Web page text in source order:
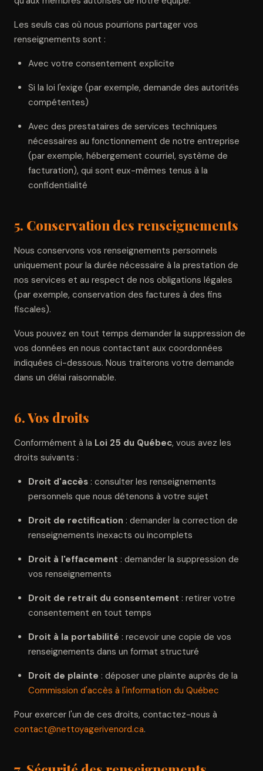
Les seuls cas où nous pourrions partager vos
renseignements sont :
Avec votre consentement explicite
Si la loi l'exige (par exemple, demande des autorités
compétentes)
Avec des prestataires de services techniques
nécessaires au fonctionnement de notre entreprise
(par exemple, hébergement courriel, système de
facturation), qui sont eux-mêmes tenus à la
confidentialité
5. Conservation des renseignements
Nous conservons vos renseignements personnels
uniquement pour la durée nécessaire à la prestation de
nos services et au respect de nos obligations légales
(par exemple, conservation des factures à des fins
fiscales).
Vous pouvez en tout temps demander la suppression de
vos données en nous contactant aux coordonnées
indiquées ci-dessous. Nous traiterons votre demande
dans un délai raisonnable.
6. Vos droits
Conformément à la Loi 25 du Québec, vous avez les
droits suivants :
Droit d'accès : consulter les renseignements
personnels que nous détenons à votre sujet
Droit de rectification : demander la correction de
renseignements inexacts ou incomplets
Droit à l'effacement : demander la suppression de
vos renseignements
Droit de retrait du consentement : retirer votre
consentement en tout temps
Droit à la portabilité : recevoir une copie de vos
renseignements dans un format structuré
Droit de plainte : déposer une plainte auprès de la
Commission d'accès à l'information du Québec
Pour exercer l'un de ces droits, contactez-nous à
contact@nettoyagerivenord.ca.